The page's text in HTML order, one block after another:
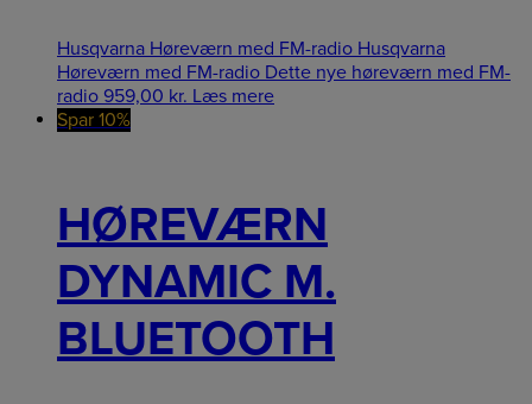
Husqvarna Høreværn med FM-radio Husqvarna
Høreværn med FM-radio Dette nye høreværn med FM-
radio 959,00 kr. Læs mere
Spar 10%
HØREVÆRN
DYNAMIC M.
BLUETOOTH